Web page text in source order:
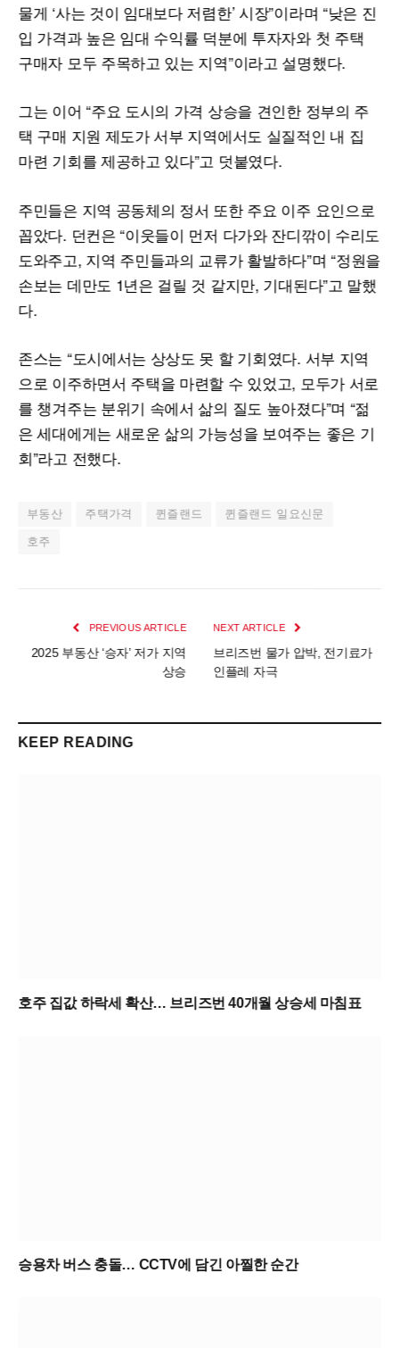
물게 ‘사는 것이 임대보다 저렴한’ 시장”이라며 “낮은 진
입 가격과 높은 임대 수익률 덕분에 투자자와 첫 주택
구매자 모두 주목하고 있는 지역”이라고 설명했다.
그는 이어 “주요 도시의 가격 상승을 견인한 정부의 주
택 구매 지원 제도가 서부 지역에서도 실질적인 내 집
마련 기회를 제공하고 있다”고 덧붙였다.
주민들은 지역 공동체의 정서 또한 주요 이주 요인으로
꼽았다. 던컨은 “이웃들이 먼저 다가와 잔디깎이 수리도
도와주고, 지역 주민들과의 교류가 활발하다”며 “정원을
손보는 데만도 1년은 걸릴 것 같지만, 기대된다”고 말했
다.
존스는 “도시에서는 상상도 못 할 기회였다. 서부 지역
으로 이주하면서 주택을 마련할 수 있었고, 모두가 서로
를 챙겨주는 분위기 속에서 삶의 질도 높아졌다”며 “젊
은 세대에게는 새로운 삶의 가능성을 보여주는 좋은 기
회”라고 전했다.
부동산 주택가격 퀸즐랜드 퀸즐랜드 일요신문
호주
PREVIOUS ARTICLE
2025 부동산 ‘승자’ 저가 지역
상승
NEXT ARTICLE
브리즈번 물가 압박, 전기료가
인플레 자극
KEEP READING
호주 집값 하락세 확산… 브리즈번 40개월 상승세 마침표
승용차 버스 충돌… CCTV에 담긴 아찔한 순간